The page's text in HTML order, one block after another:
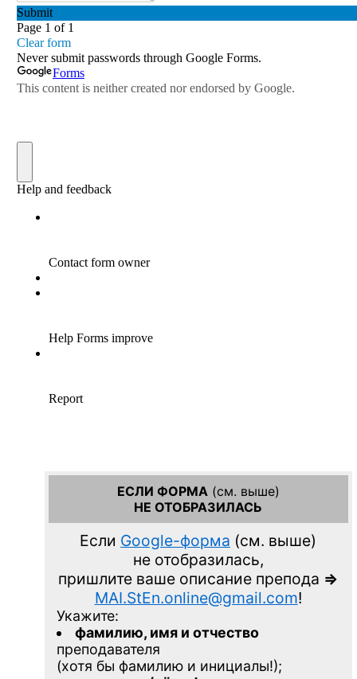
ЕСЛИ ФОРМА (см. выше)
НЕ ОТОБРАЗИЛАСЬ
Если Google-форма (см. выше)
не отобразилась,
пришлите ваше описание препода =>
MAI.StEn.online@gmail.com!
Укажите:
фамилию, имя и отчество
преподавателя
(хотя бы фамилию и инициалы!);